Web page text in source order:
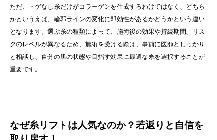
ただ、トゲなし糸だけがコラーゲンを生成するわけではなく、どちら
かというえば、輪郭ラインの変化に即効性があるかどうかという違い
となります。選ぶ糸の種類によって、施術後の効果や持続期間、リス
クのレベルが異なるため、施術を受ける際は、事前に医師としっかり
と相談し、自分の肌の状態や目指す効果に最適な糸を選択することが
重要です。
なぜ糸リフトは人気なのか？若返りと自信を